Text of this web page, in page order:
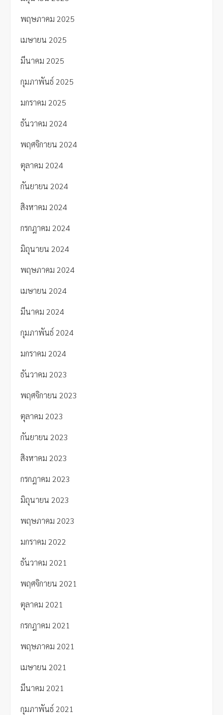
พฤษภาคม 2025
เมษายน 2025
มีนาคม 2025
กุมภาพันธ์ 2025
มกราคม 2025
ธันวาคม 2024
พฤศจิกายน 2024
ตุลาคม 2024
กันยายน 2024
สิงหาคม 2024
กรกฎาคม 2024
มิถุนายน 2024
พฤษภาคม 2024
เมษายน 2024
มีนาคม 2024
กุมภาพันธ์ 2024
มกราคม 2024
ธันวาคม 2023
พฤศจิกายน 2023
ตุลาคม 2023
กันยายน 2023
สิงหาคม 2023
กรกฎาคม 2023
มิถุนายน 2023
พฤษภาคม 2023
มกราคม 2022
ธันวาคม 2021
พฤศจิกายน 2021
ตุลาคม 2021
กรกฎาคม 2021
พฤษภาคม 2021
เมษายน 2021
มีนาคม 2021
กุมภาพันธ์ 2021